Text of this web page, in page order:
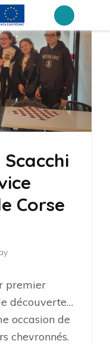
– Ajaccio
Corse
premier
découverte…
occasion de
chevronnés.